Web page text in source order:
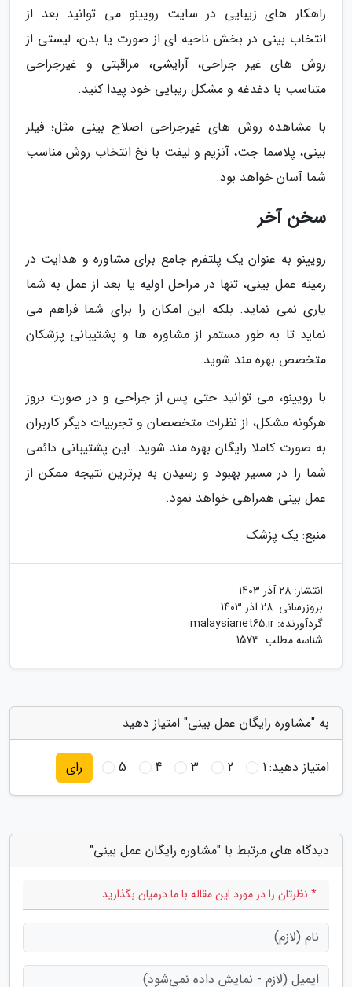
راهکار های زیبایی در سایت رویینو می توانید بعد از
انتخاب بینی در بخش ناحیه ای از صورت یا بدن، لیستی از
روش های غیر جراحی، آرایشی، مراقبتی و غیرجراحی
متناسب با دغدغه و مشکل زیبایی خود پیدا کنید.
با مشاهده روش های غیرجراحی اصلاح بینی مثل؛ فیلر
بینی، پلاسما جت، آنزیم و لیفت با نخ انتخاب روش مناسب
شما آسان خواهد بود.
سخن آخر
رویینو به عنوان یک پلتفرم جامع برای مشاوره و هدایت در
زمینه عمل بینی، تنها در مراحل اولیه یا بعد از عمل به شما
یاری نمی نماید. بلکه این امکان را برای شما فراهم می
نماید تا به طور مستمر از مشاوره ها و پشتیبانی پزشکان
متخصص بهره مند شوید.
با رویینو، می توانید حتی پس از جراحی و در صورت بروز
هرگونه مشکل، از نظرات متخصصان و تجربیات دیگر کاربران
به صورت کاملا رایگان بهره مند شوید. این پشتیبانی دائمی
شما را در مسیر بهبود و رسیدن به برترین نتیجه ممکن از
عمل بینی همراهی خواهد نمود.
منبع: یک پزشک
انتشار: 28 آذر 1403
بروزرسانی: 28 آذر 1403
گردآورنده: malaysianet65.ir
شناسه مطلب: 1573
به "مشاوره رایگان عمل بینی" امتیاز دهید
امتیاز دهید:1
2
3
4
5 رای
دیدگاه های مرتبط با "مشاوره رایگان عمل بینی"
* نظرتان را در مورد این مقاله با ما درمیان بگذارید